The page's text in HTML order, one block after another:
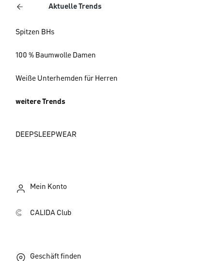
Aktuelle Trends
Spitzen BHs
100 % Baumwolle Damen
Weiße Unterhemden für Herren
weitere Trends
DEEPSLEEPWEAR
Mein Konto
CALIDA Club
Geschäft finden